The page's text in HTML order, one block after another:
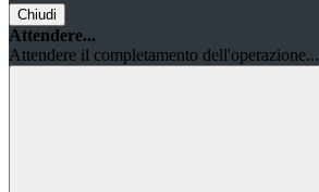
Chiudi
Attendere...
Attendere il completamento dell'operazione...